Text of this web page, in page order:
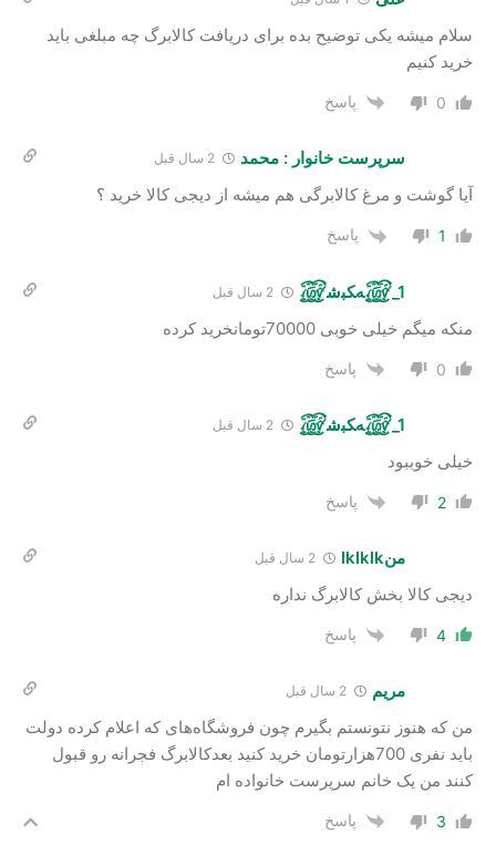
سلام میشه یکی توضیح بده برای دریافت کالابرگ چه مبلغی باید
خرید کنیم
0 پاسخ
سرپرست خانوار : محمد
آیا گوشت و مرغ کالابرگی هم میشه از دیجی کالا خرید ؟
1 پاسخ
꫞_1ﻪﮑﺒﺷ꫞
منکه میگم خیلی خوبی 70000تومانخرید کرده
0 پاسخ
꫞_1ﻪﮑﺒﺷ꫞
خیلی خوببود
2 پاسخ
منlklklk
دیجی کالا بخش کالابرگ نداره
4 پاسخ
مریم
من که هنوز نتونستم بگیرم چون فروشگاه‌های که اعلام کرده دولت
باید نفری 700هزارتومان خرید کنید بعدکالابرگ فجرانه رو قبول
کنند من یک خانم سرپرست خانواده ام
3 پاسخ